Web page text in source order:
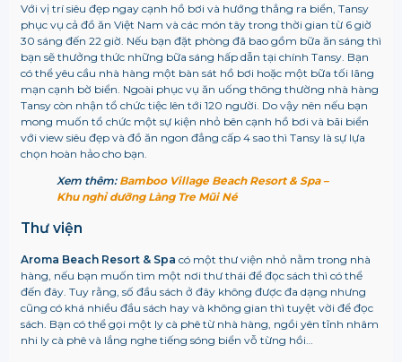
Với vị trí siêu đẹp ngay cạnh hồ bơi và hướng thẳng ra biển, Tansy
phục vụ cả đồ ăn Việt Nam và các món tây trong thời gian từ 6 giờ
30 sáng đến 22 giờ. Nếu bạn đặt phòng đã bao gồm bữa ăn sáng thì
bạn sẽ thưởng thức những bữa sáng hấp dẫn tại chính Tansy. Bạn
có thể yêu cầu nhà hàng một bàn sát hồ bơi hoặc một bữa tối lãng
mạn cạnh bờ biển. Ngoài phục vụ ăn uống thông thường nhà hàng
Tansy còn nhận tổ chức tiệc lên tới 120 người. Do vậy nên nếu bạn
mong muốn tổ chức một sự kiện nhỏ bên cạnh hồ bơi và bãi biển
với view siêu đẹp và đồ ăn ngon đẳng cấp 4 sao thì Tansy là sự lựa
chọn hoàn hảo cho bạn.
Xem thêm: Bamboo Village Beach Resort & Spa –
Khu nghỉ dưỡng Làng Tre Mũi Né
Thư viện
Aroma Beach Resort & Spa có một thư viện nhỏ nằm trong nhà
hàng, nếu bạn muốn tìm một nơi thư thái để đọc sách thì có thể
đến đây. Tuy rằng, số đầu sách ở đây không được đa dạng nhưng
cũng có khá nhiều đầu sách hay và không gian thì tuyệt vời để đọc
sách. Bạn có thể gọi một ly cà phê từ nhà hàng, ngồi yên tĩnh nhâm
nhi ly cà phê và lắng nghe tiếng sóng biển vỗ từng hồi…